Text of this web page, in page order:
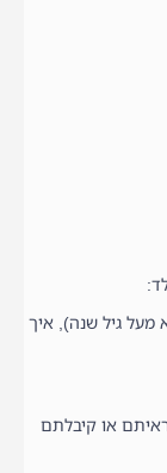
מעל גיל שנה), איך
או קיבלתם